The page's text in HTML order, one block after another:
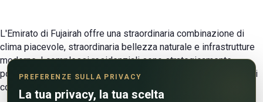
L'Emirato di Fujairah offre una straordinaria combinazione di
clima piacevole, straordinaria bellezza naturale e infrastrutture
moderne. I complessi residenziali sono strategicamente
posizionati per fornire un rapido accesso a strutture essenziali
come scuole, asili, centri commerciali e centri medici.
PREFERENZE SULLA PRIVACY
La tua privacy, la tua scelta